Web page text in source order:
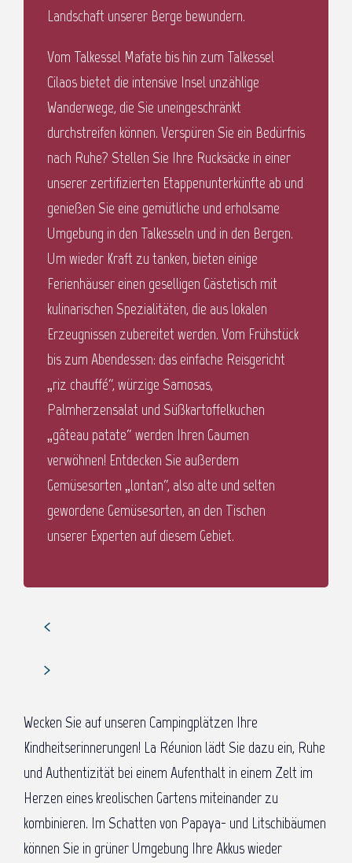
Landschaft unserer Berge bewundern.
Vom Talkessel Mafate bis hin zum Talkessel
Cilaos bietet die intensive Insel unzählige
Wanderwege, die Sie uneingeschränkt
durchstreifen können. Verspüren Sie ein Bedürfnis
nach Ruhe? Stellen Sie Ihre Rucksäcke in einer
unserer zertifizierten Etappenunterkünfte ab und
genießen Sie eine gemütliche und erholsame
Umgebung in den Talkesseln und in den Bergen.
Um wieder Kraft zu tanken, bieten einige
Ferienhäuser einen geselligen Gästetisch mit
kulinarischen Spezialitäten, die aus lokalen
Erzeugnissen zubereitet werden. Vom Frühstück
bis zum Abendessen: das einfache Reisgericht
„riz chauffé“, würzige Samosas,
Palmherzensalat und Süßkartoffelkuchen
„gâteau patate“ werden Ihren Gaumen
verwöhnen! Entdecken Sie außerdem
Gemüsesorten „lontan“, also alte und selten
gewordene Gemüsesorten, an den Tischen
unserer Experten auf diesem Gebiet.
Wecken Sie auf unseren Campingplätzen Ihre
Kindheitserinnerungen! La Réunion lädt Sie dazu ein, Ruhe
und Authentizität bei einem Aufenthalt in einem Zelt im
Herzen eines kreolischen Gartens miteinander zu
kombinieren. Im Schatten von Papaya- und Litschibäumen
können Sie in grüner Umgebung Ihre Akkus wieder